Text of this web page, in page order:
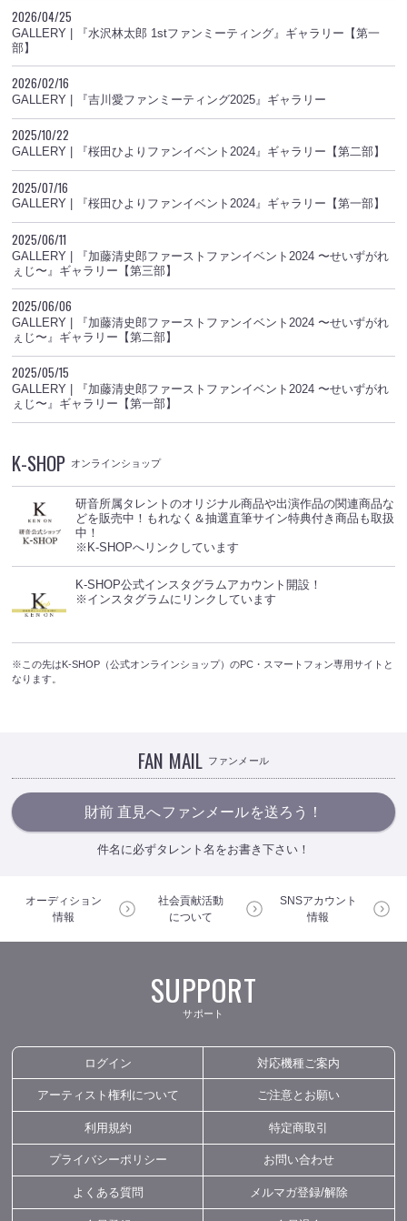
2026/04/25
GALLERY | 『水沢林太郎 1stファンミーティング』ギャラリー【第一
部】
2026/02/16
GALLERY | 『吉川愛ファンミーティング2025』ギャラリー
2025/10/22
GALLERY | 『桜田ひよりファンイベント2024』ギャラリー【第二部】
2025/07/16
GALLERY | 『桜田ひよりファンイベント2024』ギャラリー【第一部】
2025/06/11
GALLERY | 『加藤清史郎ファーストファンイベント2024 〜せいずがれ
ぇじ〜』ギャラリー【第三部】
2025/06/06
GALLERY | 『加藤清史郎ファーストファンイベント2024 〜せいずがれ
ぇじ〜』ギャラリー【第二部】
2025/05/15
GALLERY | 『加藤清史郎ファーストファンイベント2024 〜せいずがれ
ぇじ〜』ギャラリー【第一部】
K-SHOP オンラインショップ
研音所属タレントのオリジナル商品や出演作品の関連商品な
どを販売中！もれなく＆抽選直筆サイン特典付き商品も取扱
中！
※K-SHOPへリンクしています
K-SHOP公式インスタグラムアカウント開設！
※インスタグラムにリンクしています
※この先はK-SHOP（公式オンラインショップ）のPC・スマートフォン専用サイトと
なります。
FAN MAIL ファンメール
財前 直見へファンメールを送ろう！
件名に必ずタレント名をお書き下さい！
オーディション
情報
社会貢献活動
について
SNSアカウント
情報
SUPPORT
サポート
ログイン 対応機種ご案内
アーティスト権利について ご注意とお願い
利用規約 特定商取引
プライバシーポリシー お問い合わせ
よくある質問 メルマガ登録/解除